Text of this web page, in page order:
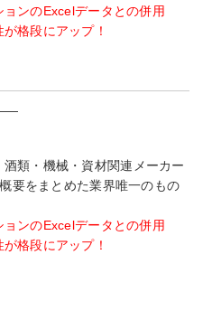
ョンのExcelデータとの併用
格段にアップ！
――
酒類・機械・資材関連メーカー
要をまとめた業界唯一のもの
ョンのExcelデータとの併用
格段にアップ！